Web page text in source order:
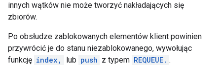
innych wątków nie może tworzyć nakładających się
zbiorów.
Po obsłudze zablokowanych elementów klient powinien
przywrócić je do stanu niezablokowanego, wywołując
funkcję index, lub push z typem REQUEUE. .